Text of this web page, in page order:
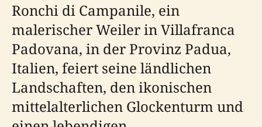
Ronchi di Campanile, ein
malerischer Weiler in Villafranca
Padovana, in der Provinz Padua,
Italien, feiert seine ländlichen
Landschaften, den ikonischen
mittelalterlichen Glockenturm und